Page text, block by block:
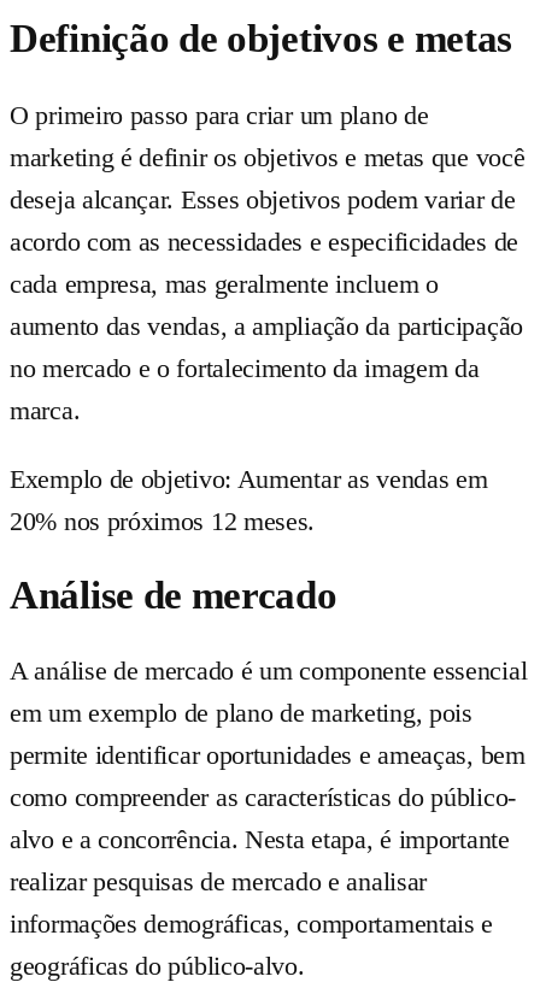
Definição de objetivos e metas
O primeiro passo para criar um plano de
marketing é definir os objetivos e metas que você
deseja alcançar. Esses objetivos podem variar de
acordo com as necessidades e especificidades de
cada empresa, mas geralmente incluem o
aumento das vendas, a ampliação da participação
no mercado e o fortalecimento da imagem da
marca.
Exemplo de objetivo: Aumentar as vendas em
20% nos próximos 12 meses.
Análise de mercado
A análise de mercado é um componente essencial
em um exemplo de plano de marketing, pois
permite identificar oportunidades e ameaças, bem
como compreender as características do público-
alvo e a concorrência. Nesta etapa, é importante
realizar pesquisas de mercado e analisar
informações demográficas, comportamentais e
geográficas do público-alvo.